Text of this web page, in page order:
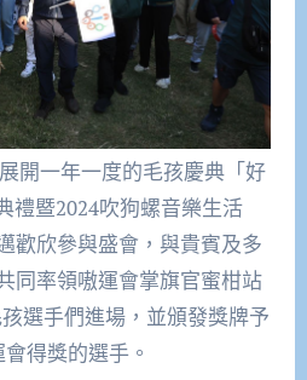
開一年一度的毛孩慶典「好
禮暨2024吹狗螺音樂生活
歡欣參與盛會，與貴賓及多
同率領嗷運會掌旗官蜜柑站
選手們進場，並頒發獎牌予
得獎的選手。